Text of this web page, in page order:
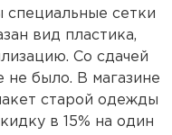
специальные сетки
вид пластика,
Со сдачей
было. В магазине
старой одежды
в 15% на один